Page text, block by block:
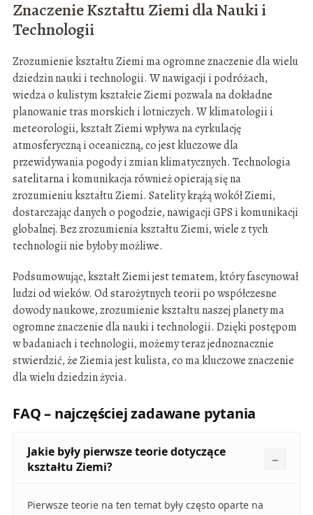
Znaczenie Kształtu Ziemi dla Nauki i
Technologii
Zrozumienie kształtu Ziemi ma ogromne znaczenie dla wielu
dziedzin nauki i technologii. W nawigacji i podróżach,
wiedza o kulistym kształcie Ziemi pozwala na dokładne
planowanie tras morskich i lotniczych. W klimatologii i
meteorologii, kształt Ziemi wpływa na cyrkulację
atmosferyczną i oceaniczną, co jest kluczowe dla
przewidywania pogody i zmian klimatycznych. Technologia
satelitarna i komunikacja również opierają się na
zrozumieniu kształtu Ziemi. Satelity krążą wokół Ziemi,
dostarczając danych o pogodzie, nawigacji GPS i komunikacji
globalnej. Bez zrozumienia kształtu Ziemi, wiele z tych
technologii nie byłoby możliwe.
Podsumowując, kształt Ziemi jest tematem, który fascynował
ludzi od wieków. Od starożytnych teorii po współczesne
dowody naukowe, zrozumienie kształtu naszej planety ma
ogromne znaczenie dla nauki i technologii. Dzięki postępom
w badaniach i technologii, możemy teraz jednoznacznie
stwierdzić, że Ziemia jest kulista, co ma kluczowe znaczenie
dla wielu dziedzin życia.
FAQ – najczęściej zadawane pytania
Jakie były pierwsze teorie dotyczące
kształtu Ziemi?
Pierwsze teorie na ten temat były często oparte na